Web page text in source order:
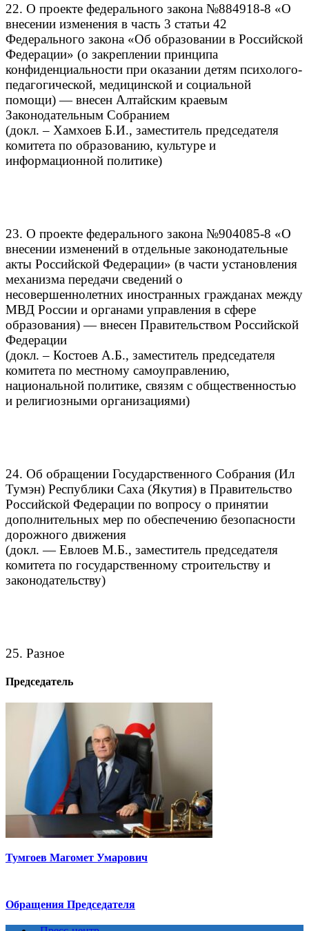
22. О проекте федерального закона №884918-8 «О
внесении изменения в часть 3 статьи 42
Федерального закона «Об образовании в Российской
Федерации» (о закреплении принципа
конфиденциальности при оказании детям психолого-
педагогической, медицинской и социальной
помощи) — внесен Алтайским краевым
Законодательным Собранием
(докл. – Хамхоев Б.И., заместитель председателя
комитета по образованию, культуре и
информационной политике)
23. О проекте федерального закона №904085-8 «О
внесении изменений в отдельные законодательные
акты Российской Федерации» (в части установления
механизма передачи сведений о
несовершеннолетних иностранных гражданах между
МВД России и органами управления в сфере
образования) — внесен Правительством Российской
Федерации
(докл. – Костоев А.Б., заместитель председателя
комитета по местному самоуправлению,
национальной политике, связям с общественностью
и религиозными организациями)
24. Об обращении Государственного Собрания (Ил
Тумэн) Республики Саха (Якутия) в Правительство
Российской Федерации по вопросу о принятии
дополнительных мер по обеспечению безопасности
дорожного движения
(докл. — Евлоев М.Б., заместитель председателя
комитета по государственному строительству и
законодательству)
25. Разное
Председатель
Тумгоев Магомет Умарович
Обращения Председателя